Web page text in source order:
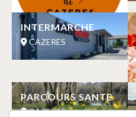
INTERMARCHE
CAZERES
PARCOURS SANTE
CAZERES